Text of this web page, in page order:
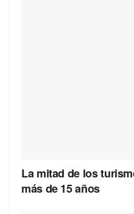
La mitad de los
más de 15 años